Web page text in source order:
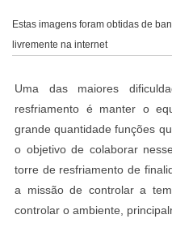
Estas imagens foram obtidas de
livremente na internet
Uma das maiores
resfriamento é manter o
grande quantidade funções
o objetivo de colaborar
torre de resfriamento de
a missão de controlar a
controlar o ambiente,